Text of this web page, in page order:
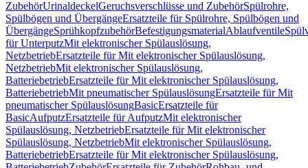
ZubehörUrinaldeckelGeruchsverschlüsse und ZubehörSpülrohre,
Spülbögen und ÜbergängeErsatzteile für Spülrohre, Spülbögen und
ÜbergängeSprühkopfzubehörBefestigungsmaterialAblaufventile
für UnterputzMit elektronischer Spülauslösung,
NetzbetriebErsatzteile für Mit elektronischer Spülauslösung,
NetzbetriebMit elektronischer Spülauslösung,
BatteriebetriebErsatzteile für Mit elektronischer Spülauslösung,
BatteriebetriebMit pneumatischer SpülauslösungErsatzteile für Mit
pneumatischer SpülauslösungBasicErsatzteile für
BasicAufputzErsatzteile für AufputzMit elektronischer
Spülauslösung, NetzbetriebErsatzteile für Mit elektronischer
Spülauslösung, NetzbetriebMit elektronischer Spülauslösung,
BatteriebetriebErsatzteile für Mit elektronischer Spülauslösung,